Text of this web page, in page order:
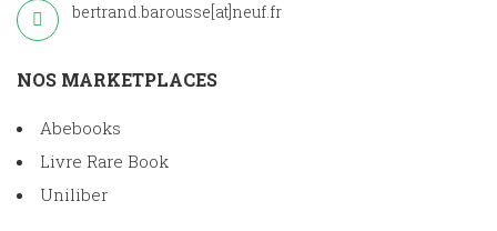
bertrand.barousse[at]neuf.fr
NOS MARKETPLACES
Abebooks
Livre Rare Book
Uniliber